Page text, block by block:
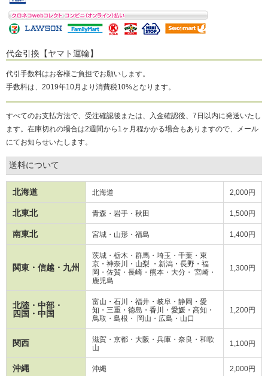
代金引換【ヤマト運輸】
代引手数料はお客様ご負担でお願いします。
手数料は、2019年10月より消費税10%となります。
すべてのお支払方法で、受注確認後または、入金確認後、7日以内に発送いたし
ます。在庫切れの場合は2週間から1ヶ月程かかる場合もありますので、メール
にてお知らせいたします。
送料について
北海道 北海道 2,000円
北東北 青森・岩手・秋田 1,500円
南東北 宮城・山形・福島 1,400円
関東・信越・九州
茨城・栃木・群馬・埼玉・千葉・東
京・神奈川・山梨 ・新潟・長野・ 福
岡・ 佐賀・長崎・熊本・大分・ 宮崎・
鹿児島
1,300円
北陸・中部・
四国・中国
富山・石川・福井・岐阜・静岡・愛
知・三重・徳島・香川・愛媛・高知・
鳥取・島根・ 岡山・広島・山口
1,200円
関西
滋賀・京都・大阪・兵庫・奈良・和歌
山
1,100円
沖縄 沖縄 2,000円